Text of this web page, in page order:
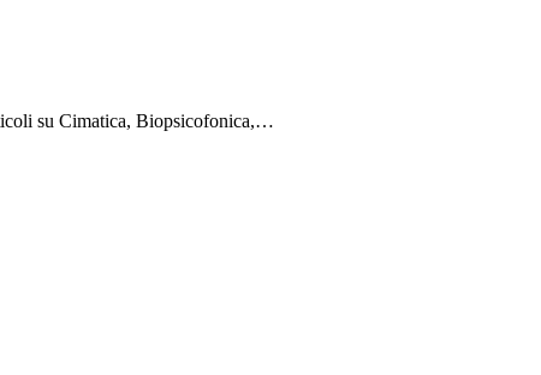
su Cimatica, Biopsicofonica,…